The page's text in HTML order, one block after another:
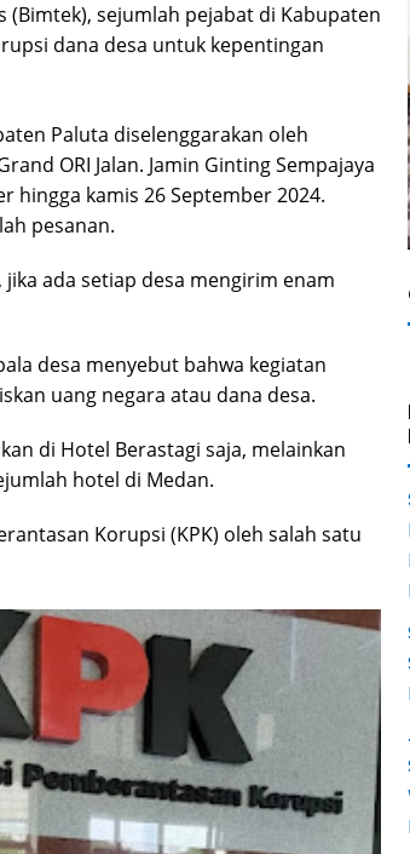
(Bimtek), sejumlah pejabat di Kabupaten
dana desa untuk kepentingan
Paluta diselenggarakan oleh
ORI Jalan. Jamin Ginting Sempajaya
hingga kamis 26 September 2024.
pesanan.
ada setiap desa mengirim enam
desa menyebut bahwa kegiatan
uang negara atau dana desa.
di Hotel Berastagi saja, melainkan
hotel di Medan.
Korupsi (KPK) oleh salah satu